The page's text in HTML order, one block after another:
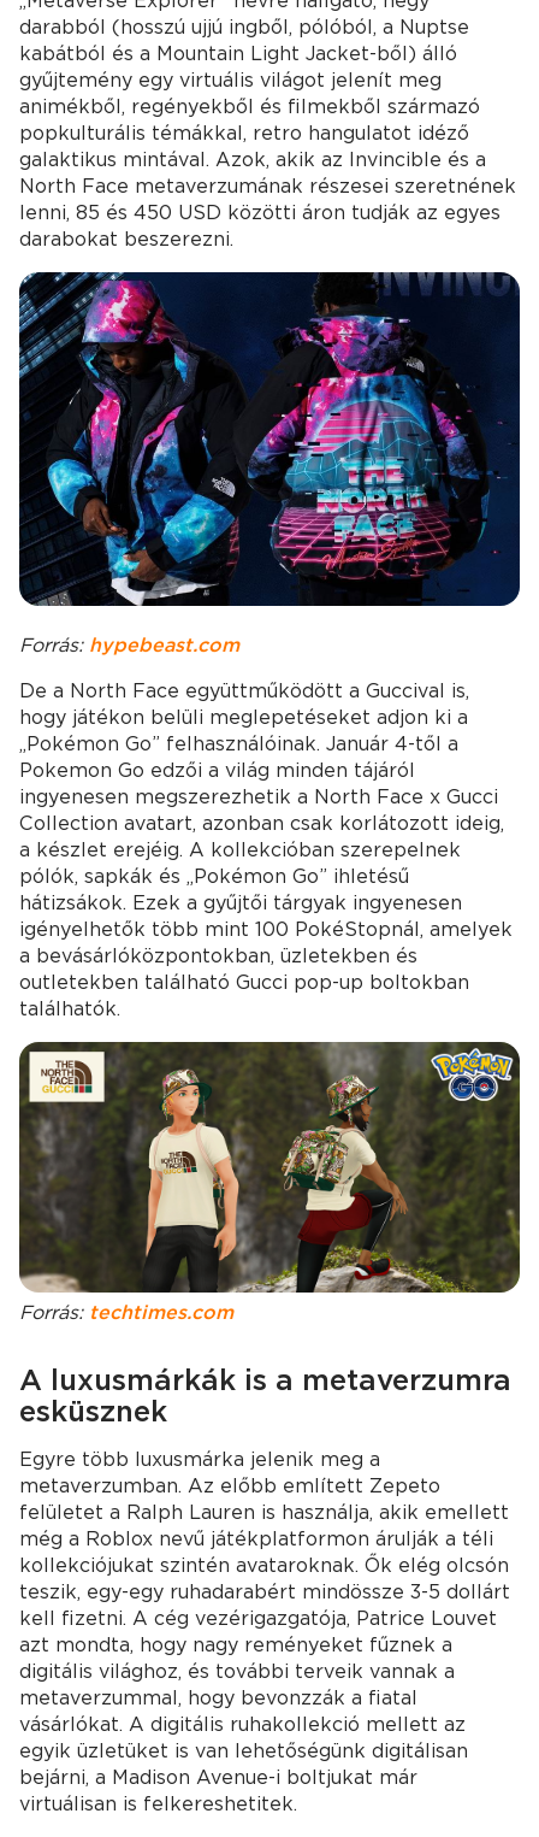
darabból (hosszú ujjú ingből, pólóból, a Nuptse
kabátból és a Mountain Light Jacket-ből) álló
gyűjtemény egy virtuális világot jelenít meg
animékből, regényekből és filmekből származó
popkulturális témákkal, retro hangulatot idéző
galaktikus mintával. Azok, akik az Invincible és a
North Face metaverzumának részesei szeretnének
lenni, 85 és 450 USD közötti áron tudják az egyes
darabokat beszerezni.
Forrás: hypebeast.com
De a North Face együttműködött a Guccival is,
hogy játékon belüli meglepetéseket adjon ki a
„Pokémon Go” felhasználóinak. Január 4-től a
Pokemon Go edzői a világ minden tájáról
ingyenesen megszerezhetik a North Face x Gucci
Collection avatart, azonban csak korlátozott ideig,
a készlet erejéig. A kollekcióban szerepelnek
pólók, sapkák és „Pokémon Go” ihletésű
hátizsákok. Ezek a gyűjtői tárgyak ingyenesen
igényelhetők több mint 100 PokéStopnál, amelyek
a bevásárlóközpontokban, üzletekben és
outletekben található Gucci pop-up boltokban
találhatók.
Forrás: techtimes.com
A luxusmárkák is a metaverzumra
esküsznek
Egyre több luxusmárka jelenik meg a
metaverzumban. Az előbb említett Zepeto
felületet a Ralph Lauren is használja, akik emellett
még a Roblox nevű játékplatformon árulják a téli
kollekciójukat szintén avataroknak. Ők elég olcsón
teszik, egy-egy ruhadarabért mindössze 3-5 dollárt
kell fizetni. A cég vezérigazgatója, Patrice Louvet
azt mondta, hogy nagy reményeket fűznek a
digitális világhoz, és további terveik vannak a
metaverzummal, hogy bevonzzák a fiatal
vásárlókat. A digitális ruhakollekció mellett az
egyik üzletüket is van lehetőségünk digitálisan
bejárni, a Madison Avenue-i boltjukat már
virtuálisan is felkereshetitek.